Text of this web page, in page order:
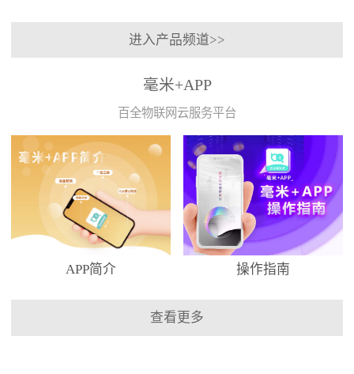
进入产品频道>>
毫米+APP
百全物联网云服务平台
APP简介 操作指南
查看更多